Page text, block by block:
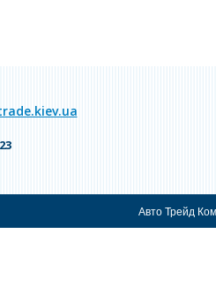
Авто Трейд